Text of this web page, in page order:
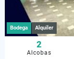
Bodega Alquiler
2
Alcobas